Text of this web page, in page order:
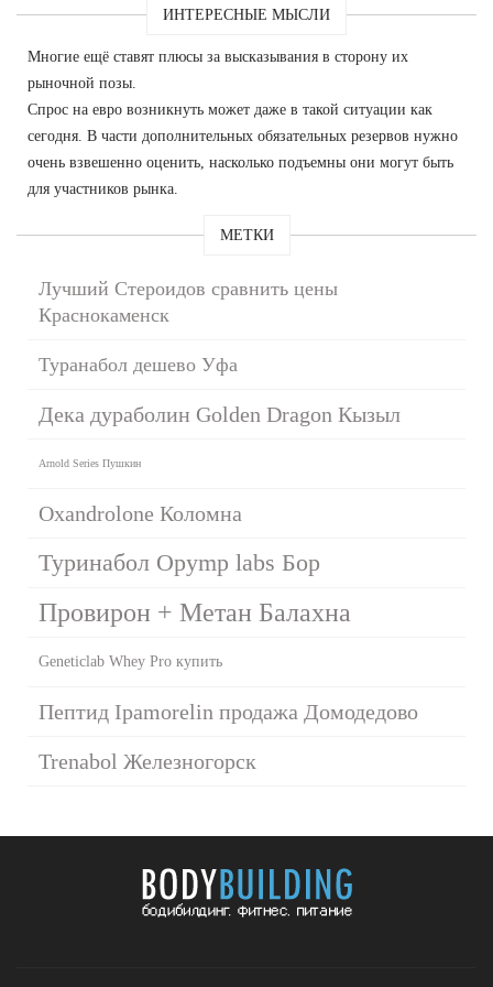
ИНТЕРЕСНЫЕ МЫСЛИ
Многие ещё ставят плюсы за высказывания в сторону их
рыночной позы.
Спрос на евро возникнуть может даже в такой ситуации как
сегодня. В части дополнительных обязательных резервов нужно
очень взвешенно оценить, насколько подъемны они могут быть
для участников рынка.
МЕТКИ
Лучший Стероидов сравнить цены
Краснокаменск
Туранабол дешево Уфа
Дека дураболин Golden Dragon Кызыл
Arnold Series Пушкин
Oxandrolone Коломна
Туринабол Opymp labs Бор
Провирон + Метан Балахна
Geneticlab Whey Pro купить
Пептид Ipamorelin продажа Домодедово
Trenabol Железногорск